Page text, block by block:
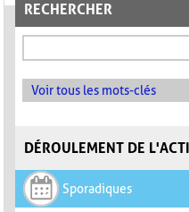
RECHERCHER
Voir tous les mots-clés
DÉROULEMENT DE
Sporadiques